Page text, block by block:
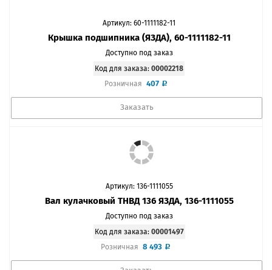
Артикул: 60-1111182-11
Крышка подшипника (ЯЗДА), 60-1111182-11
Доступно под заказ
Код для заказа: 00002218
Розничная 407
Заказать
Артикул: 136-1111055
Вал кулачковый ТНВД 136 ЯЗДА, 136-1111055
Доступно под заказ
Код для заказа: 00001497
Розничная 8 493